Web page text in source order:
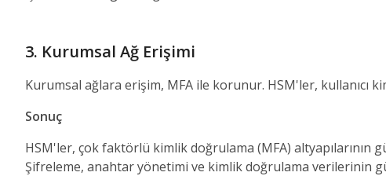
3. Kurumsal Ağ Erişimi
Kurumsal ağlara erişim, MFA ile korunur. HSM'ler, kullanıcı
Sonuç
HSM'ler, çok faktörlü kimlik doğrulama (MFA)
Şifreleme, anahtar yönetimi ve kimlik doğrulama verilerinin